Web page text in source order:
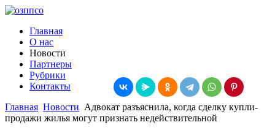
Главная
О нас
Новости
Партнеры
Рубрики
Контакты
Главная Новости Адвокат разъяснила, когда сделку купли-
продажи жилья могут признать недействительной